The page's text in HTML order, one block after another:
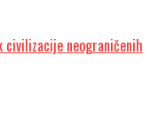
neograničenih